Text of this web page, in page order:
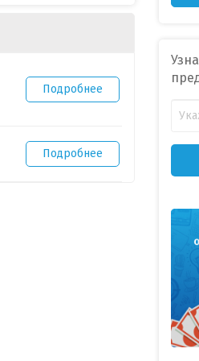
Подробнее
Подробнее